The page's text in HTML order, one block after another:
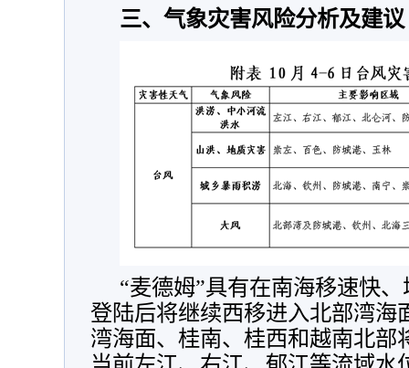
三、气象灾害风险分析及建议
“麦德姆”具有在南海移速快
登陆后将继续西移进入北部湾海
湾海面、桂南、桂西和越南北部